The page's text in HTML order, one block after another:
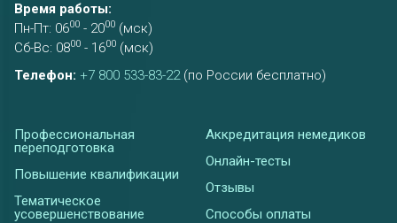
Время работы:
Пн-Пт: 0600 - 2000 (мск)
Сб-Вс: 0800 - 1600 (мск)
Телефон: +7 800 533-83-22(по России бесплатно)
Профессиональная
переподготовка
Повышение квалификации
Тематическое
усовершенствование
Аккредитация немедиков
Онлайн-тесты
Отзывы
Способы оплаты